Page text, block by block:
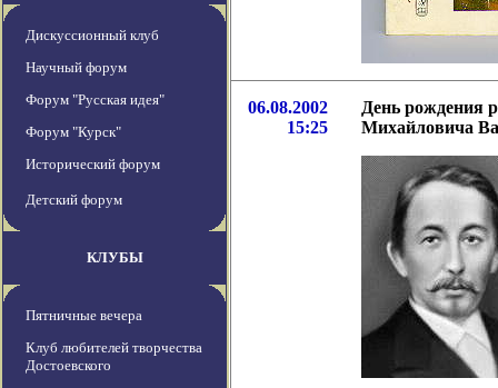
Дискуссионный клуб
Научный форум
Форум "Русская идея"
Форум "Курск"
Исторический форум
Детский форум
КЛУБЫ
Пятничные вечера
Клуб любителей творчества
Достоевского
06.08.2002
15:25
День рождения
Михайловича